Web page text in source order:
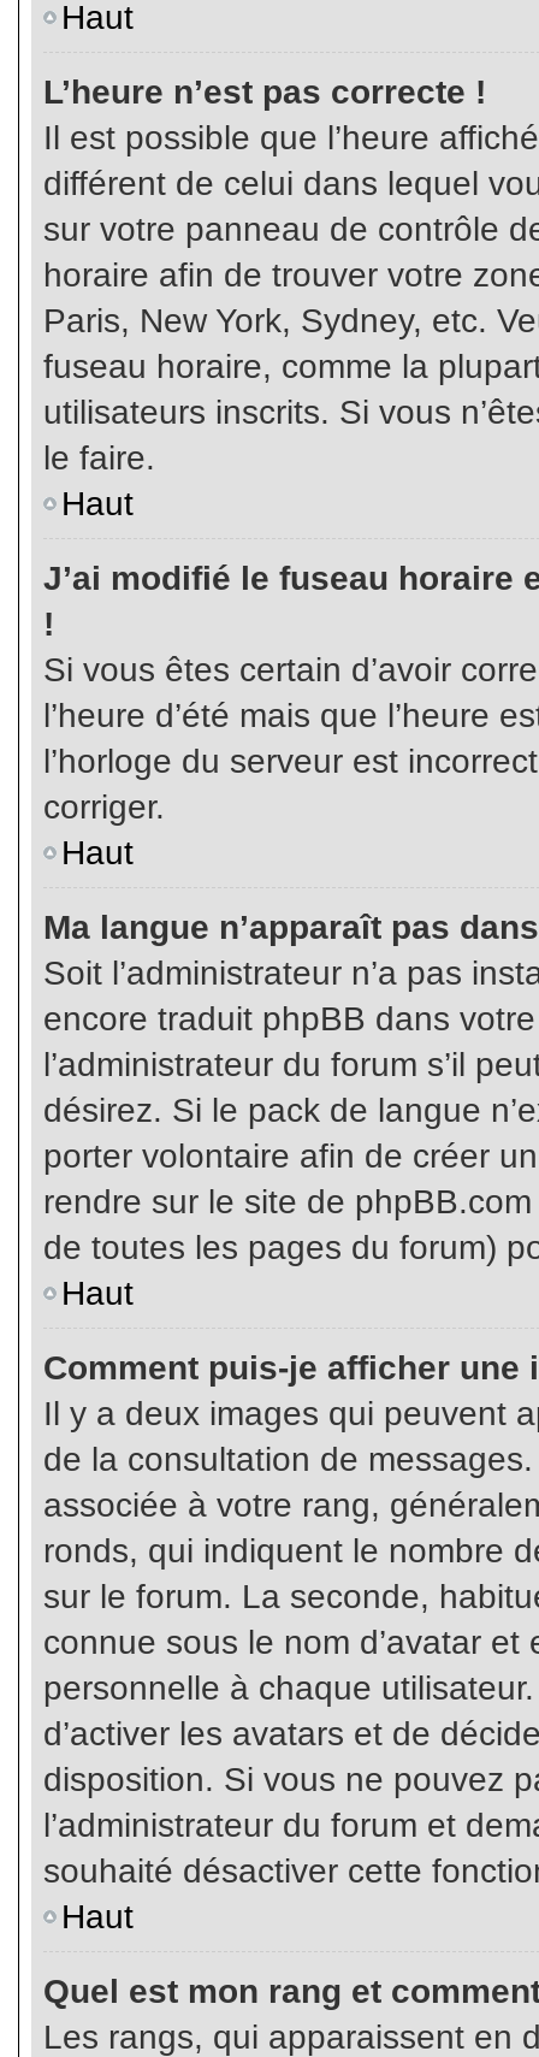
Haut
L’heure n’est pas correcte !
Il est possible que l’heure
différent de celui dans lequel
sur votre panneau de contrôle
horaire afin de trouver votre
Paris, New York, Sydney, etc.
fuseau horaire, comme la
utilisateurs inscrits. Si vous
le faire.
Haut
J’ai modifié le fuseau horaire
!
Si vous êtes certain d’avoir
l’heure d’été mais que l’heure
l’horloge du serveur est
corriger.
Haut
Ma langue n’apparaît pas
Soit l’administrateur n’a pas
encore traduit phpBB dans
l’administrateur du forum s’il
désirez. Si le pack de langue
porter volontaire afin de créer
rendre sur le site de
de toutes les pages du forum)
Haut
Comment puis-je afficher une
Il y a deux images qui peuvent
de la consultation de
associée à votre rang,
ronds, qui indiquent le nombre
sur le forum. La seconde,
connue sous le nom d’avatar
personnelle à chaque
d’activer les avatars et de
disposition. Si vous ne pouvez
l’administrateur du forum et
souhaité désactiver cette
Haut
Quel est mon rang et
Les rangs, qui apparaissent en